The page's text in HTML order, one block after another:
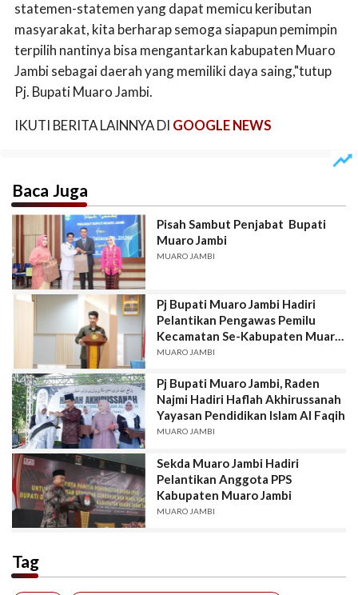
statemen-statemen yang dapat memicu keributan
masyarakat, kita berharap semoga siapapun pemimpin
terpilih nantinya bisa mengantarkan kabupaten Muaro
Jambi sebagai daerah yang memiliki daya saing,"tutup
Pj. Bupati Muaro Jambi.
IKUTI BERITA LAINNYA DI GOOGLE NEWS
Baca Juga
Pisah Sambut Penjabat Bupati
Muaro Jambi
MUARO JAMBI
Pj Bupati Muaro Jambi Hadiri
Pelantikan Pengawas Pemilu
Kecamatan Se-Kabupaten Muaro
Jambi
MUARO JAMBI
Pj Bupati Muaro Jambi, Raden
Najmi Hadiri Haflah Akhirussanah
Yayasan Pendidikan Islam Al Faqih
MUARO JAMBI
Sekda Muaro Jambi Hadiri
Pelantikan Anggota PPS
Kabupaten Muaro Jambi
MUARO JAMBI
Tag